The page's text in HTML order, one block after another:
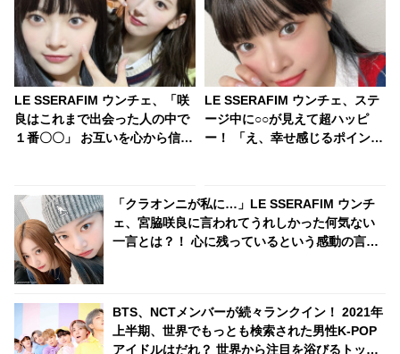
LE SSERAFIM ウンチェ、「咲
良はこれまで出会った人の中で
１番〇〇」 お互いを心から信頼
LE SSERAFIM ウンチェ、ステ
ージ中に○○が見えて超ハッピ
ー！ 「え、幸せ感じるポイント
「クラオンニが私に…」LE SSERAFIM ウンチ
ェ、宮脇咲良に言われてうれしかった何気ない
一言とは？！ 心に残っているという感動の言葉
BTS、NCTメンバーが続々ランクイン！ 2021年
上半期、世界でもっとも検索された男性K-POP
アイドルはだれ？ 世界から注目を浴びるトップ